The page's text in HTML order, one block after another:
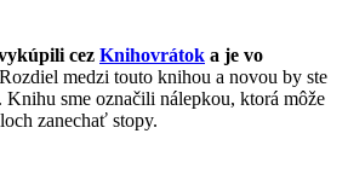
cez Knihovrátok a je vo
Rozdiel medzi touto knihou a novou by ste
Knihu sme označili nálepkou, ktorá môže
zanechať stopy.